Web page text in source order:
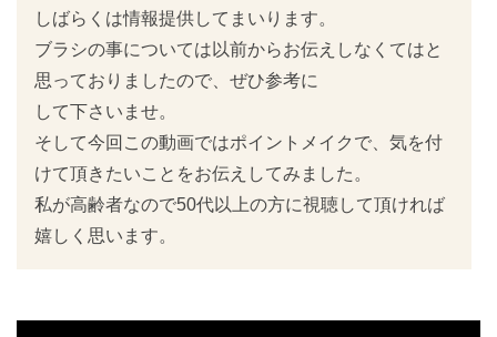
しばらくは情報提供してまいります。
ブラシの事については以前からお伝えしなくてはと
思っておりましたので、ぜひ参考に
して下さいませ。
そして今回この動画ではポイントメイクで、気を付
けて頂きたいことをお伝えしてみました。
私が高齢者なので50代以上の方に視聴して頂ければ
嬉しく思います。